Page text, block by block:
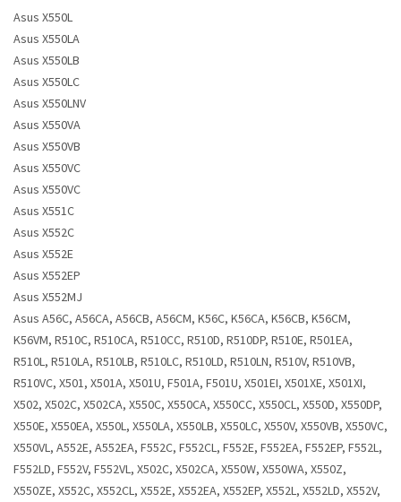
Asus X550L
Asus X550LA
Asus X550LB
Asus X550LC
Asus X550LNV
Asus X550VA
Asus X550VB
Asus X550VC
Asus X550VC
Asus X551C
Asus X552C
Asus X552E
Asus X552EP
Asus X552MJ
Asus A56C, A56CA, A56CB, A56CM, K56C, K56CA, K56CB, K56CM,
K56VM, R510C, R510CA, R510CC, R510D, R510DP, R510E, R501EA,
R510L, R510LA, R510LB, R510LC, R510LD, R510LN, R510V, R510VB,
R510VC, X501, X501A, X501U, F501A, F501U, X501EI, X501XE, X501XI,
X502, X502C, X502CA, X550C, X550CA, X550CC, X550CL, X550D, X550DP,
X550E, X550EA, X550L, X550LA, X550LB, X550LC, X550V, X550VB, X550VC,
X550VL, A552E, A552EA, F552C, F552CL, F552E, F552EA, F552EP, F552L,
F552LD, F552V, F552VL, X502C, X502CA, X550W, X550WA, X550Z,
X550ZE, X552C, X552CL, X552E, X552EA, X552EP, X552L, X552LD, X552V,